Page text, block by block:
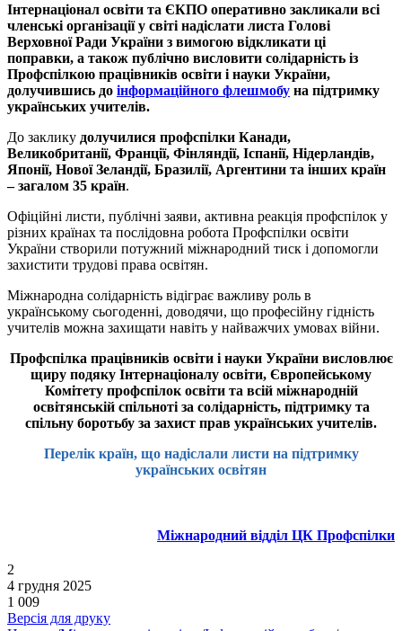
Інтернаціонал освіти та ЄКПО оперативно закликали всі
членські організації у світі надіслати листа Голові
Верховної Ради України з вимогою відкликати ці
поправки, а також публічно висловити солідарність із
Профспілкою працівників освіти і науки України,
долучившись до інформаційного флешмобу на підтримку
українських учителів.
До заклику долучилися профспілки Канади,
Великобританії, Франції, Фінляндії, Іспанії, Нідерландів,
Японії, Нової Зеландії, Бразилії, Аргентини та інших країн
– загалом 35 країн.
Офіційні листи, публічні заяви, активна реакція профспілок у
різних країнах та послідовна робота Профспілки освіти
України створили потужний міжнародний тиск і допомогли
захистити трудові права освітян.
Міжнародна солідарність відіграє важливу роль в
українському сьогоденні, доводячи, що професійну гідність
учителів можна захищати навіть у найважчих умовах війни.
Профспілка працівників освіти і науки України висловлює
щиру подяку Інтернаціоналу освіти, Європейському
Комітету профспілок освіти та всій міжнародній
освітянській спільноті за солідарність, підтримку та
спільну боротьбу за захист прав українських учителів.
Перелік країн, що надіслали листи на підтримку
українських освітян
Міжнародний відділ ЦК Профспілки
2
4 грудня 2025
1 009
Версія для друку